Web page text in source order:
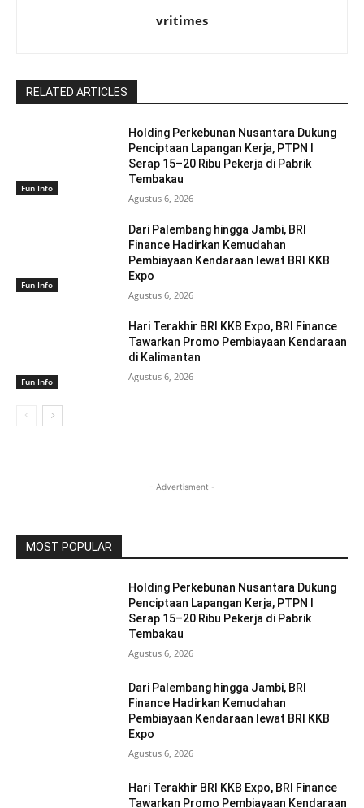
vritimes
RELATED ARTICLES
Fun Info
Holding Perkebunan Nusantara Dukung
Penciptaan Lapangan Kerja, PTPN I
Serap 15–20 Ribu Pekerja di Pabrik
Tembakau
Agustus 6, 2026
Fun Info
Dari Palembang hingga Jambi, BRI
Finance Hadirkan Kemudahan
Pembiayaan Kendaraan lewat BRI KKB
Expo
Agustus 6, 2026
Fun Info
Hari Terakhir BRI KKB Expo, BRI Finance
Tawarkan Promo Pembiayaan Kendaraan
di Kalimantan
Agustus 6, 2026
- Advertisment -
MOST POPULAR
Holding Perkebunan Nusantara Dukung
Penciptaan Lapangan Kerja, PTPN I
Serap 15–20 Ribu Pekerja di Pabrik
Tembakau
Agustus 6, 2026
Dari Palembang hingga Jambi, BRI
Finance Hadirkan Kemudahan
Pembiayaan Kendaraan lewat BRI KKB
Expo
Agustus 6, 2026
Hari Terakhir BRI KKB Expo, BRI Finance
Tawarkan Promo Pembiayaan Kendaraan